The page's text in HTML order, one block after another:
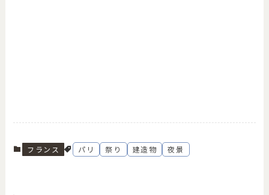
フランス パリ 祭り 建造物 夜景